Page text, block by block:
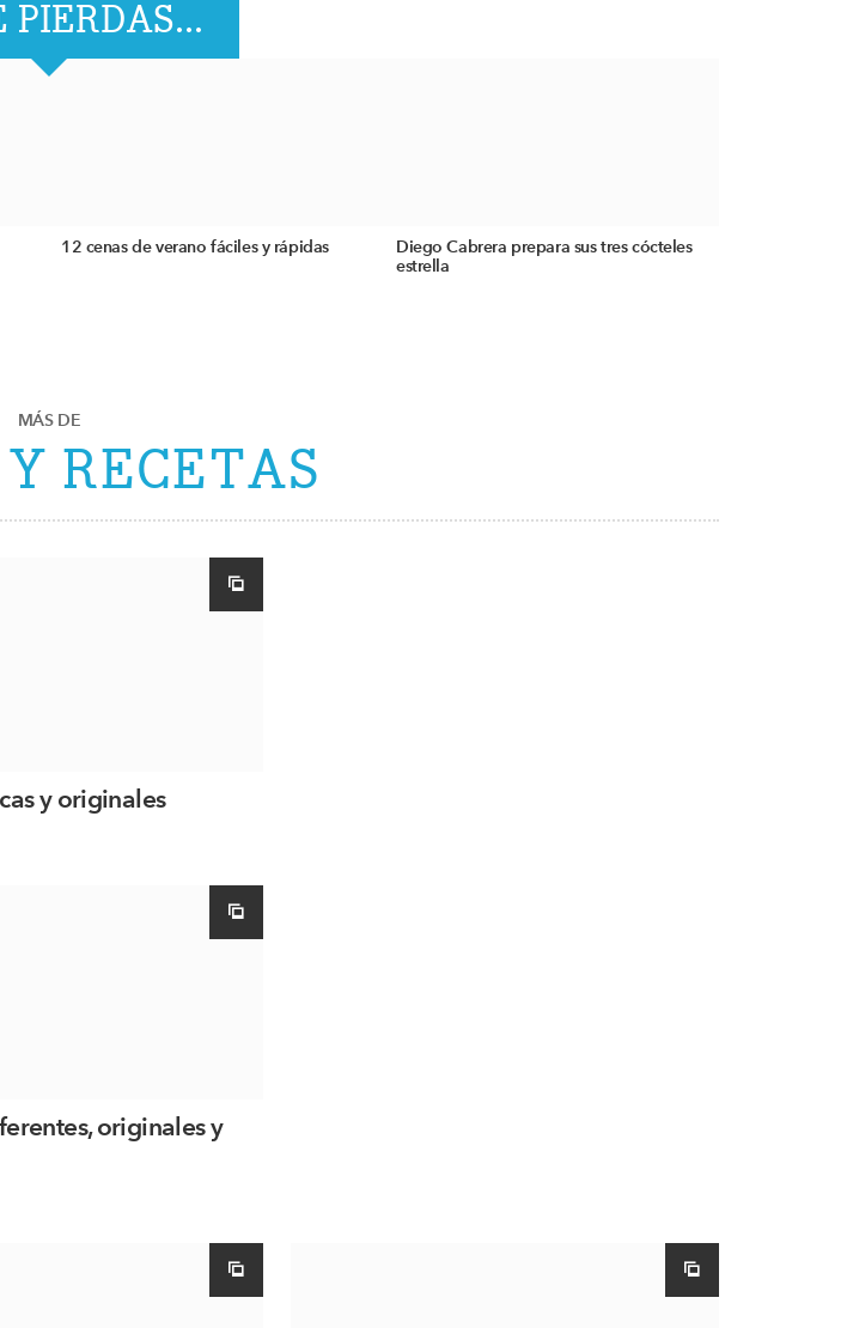
PIERDAS...
12 cenas de verano fáciles y rápidas
Diego Cabrera prepara sus tres cócteles
estrella
MÁS DE
RECETAS
y originales
originales y